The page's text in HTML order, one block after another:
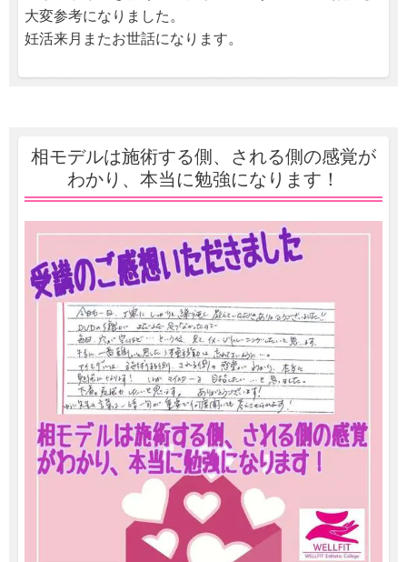
大変参考になりました。
妊活来月またお世話になります。
相モデルは施術する側、される側の感覚が
わかり、本当に勉強になります！